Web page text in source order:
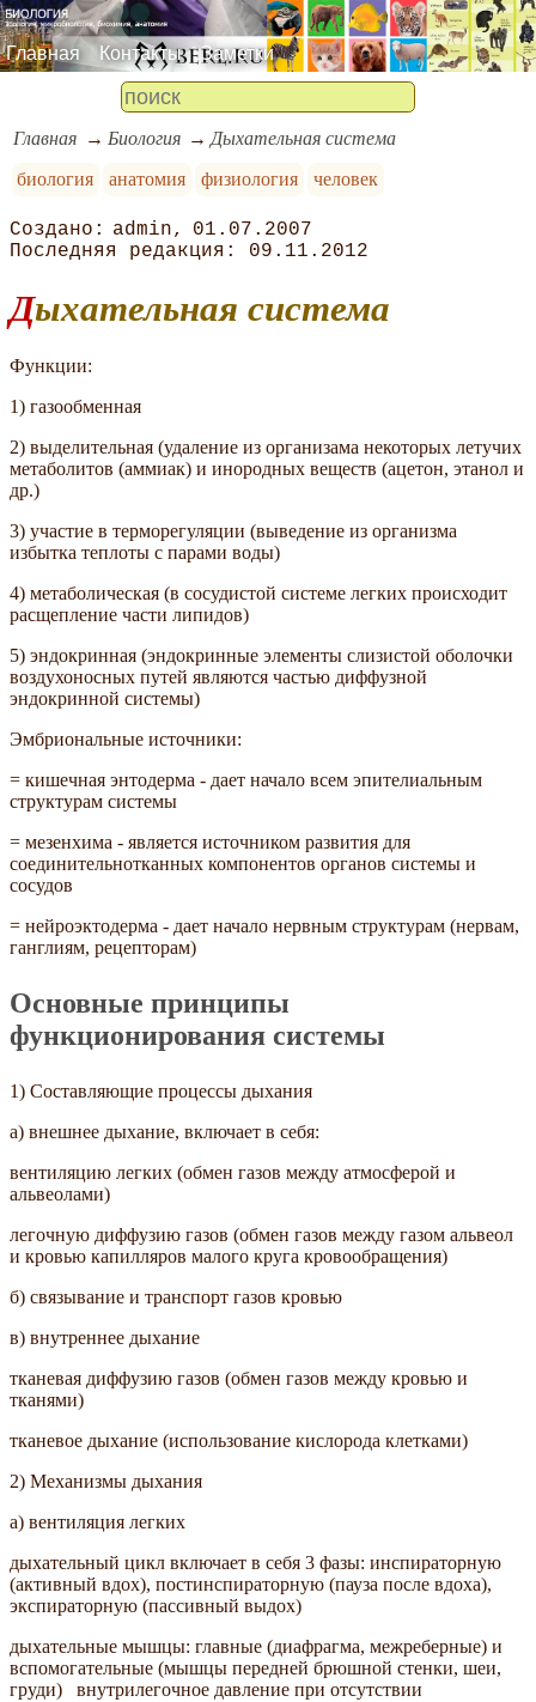
Главная Контакты Заметки
Главная Биология
Дыхательная система
биология
анатомия физиология человек
admin
01.07.2007
09.11.2012
Дыхательная система
Функции:
1) газообменная
2) выделительная (удаление из организама некоторых летучих
метаболитов (аммиак) и инородных веществ (ацетон, этанол и
др.)
3) участие в терморегуляции (выведение из организма
избытка теплоты с парами воды)
4) метаболическая (в сосудистой системе легких происходит
расщепление части липидов)
5) эндокринная (эндокринные элементы слизистой оболочки
воздухоносных путей являются частью диффузной
эндокринной системы)
Эмбриональные источники:
= кишечная энтодерма - дает начало всем эпителиальным
структурам системы
= мезенхима - является источником развития для
соединительнотканных компонентов органов системы и
сосудов
= нейроэктодерма - дает начало нервным структурам (нервам,
ганглиям, рецепторам)
Основные принципы
функционирования системы
1) Составляющие процессы дыхания
а) внешнее дыхание, включает в себя:
вентиляцию легких (обмен газов между атмосферой и
альвеолами)
легочную диффузию газов (обмен газов между газом альвеол
и кровью капилляров малого круга кровообращения)
б) связывание и транспорт газов кровью
в) внутреннее дыхание
тканевая диффузию газов (обмен газов между кровью и
тканями)
тканевое дыхание (использование кислорода клетками)
2) Механизмы дыхания
а) вентиляция легких
дыхательный цикл включает в себя 3 фазы: инспираторную
(активный вдох), постинспираторную (пауза после вдоха),
экспираторную (пассивный выдох)
дыхательные мышцы: главные (диафрагма, межреберные) и
вспомогательные (мышцы передней брюшной стенки, шеи,
груди) внутрилегочное давление при отсутствии